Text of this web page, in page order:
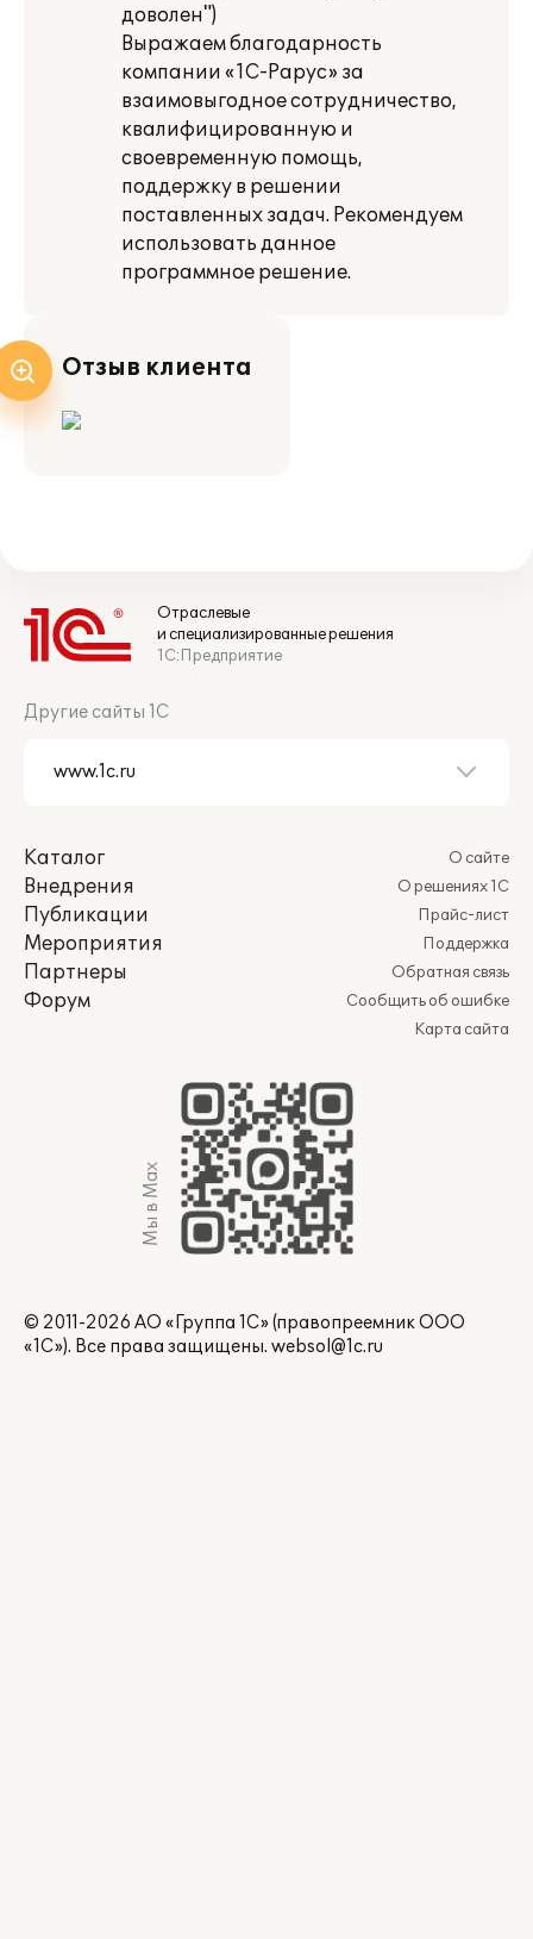
доволен")
Выражаем благодарность
компании «1С-Рарус» за
взаимовыгодное сотрудничество,
квалифицированную и
своевременную помощь,
поддержку в решении
поставленных задач. Рекомендуем
использовать данное
программное решение.
Отзыв клиента
Отраслевые
и специализированные решения
1С:Предприятие
Другие сайты 1С
Каталог
Внедрения
Публикации
Мероприятия
Партнеры
Форум
О сайте
О решениях 1С
Прайс-лист
Поддержка
Обратная связь
Сообщить об ошибке
Карта сайта
Мы в Max
© 2011-2026 АО «Группа 1С» (правопреемник ООО
«1С»). Все права защищены. websol@1c.ru